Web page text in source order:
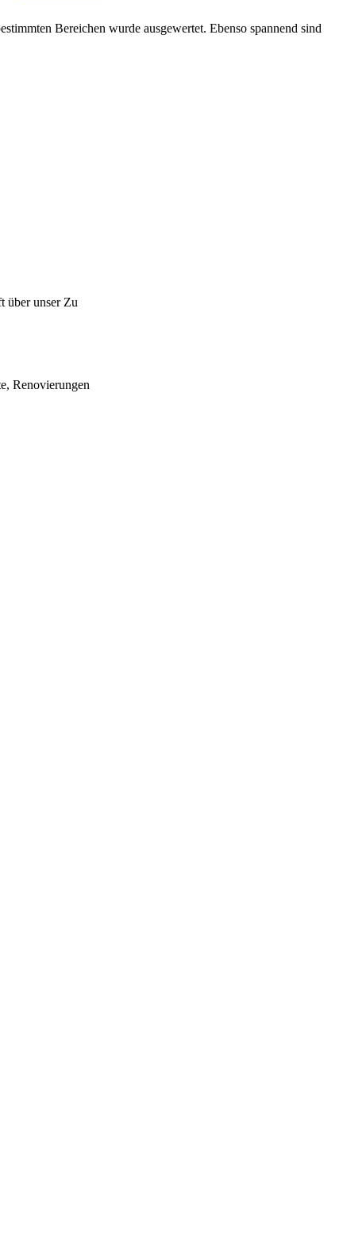
Bereichen wurde ausgewertet. Ebenso spannend sind
über unser Zu
Renovierungen